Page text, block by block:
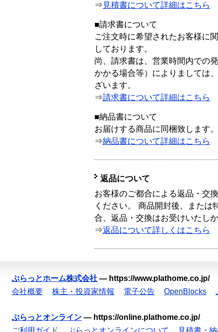
⇒ 見積書について詳細はこちら
■請求書について
ご注文時に希望されたお客様に
しております。
尚、請求書は、営業時間内での
かかる場合等）によりましては
ざいます。
⇒請求書について詳細はこちら
■納品書について
お届けする商品に同梱致します。
⇒納品書について詳細はこちら
返品について
お客様のご都合による返品・交
ください。 商品開封後、または
合、返品・交換はお受けいたし
⇒返品について詳しくはこちら
ぷらっとホーム株式会社 — https://www.plathome.co.jp/
会社概要
株主・投資家情報 電子公告 OpenBlocks
ぷらっとオンライン — https://online.plathome.co.jp/
ご利用ガイド
ぷらっとオンラインについて 見積書・